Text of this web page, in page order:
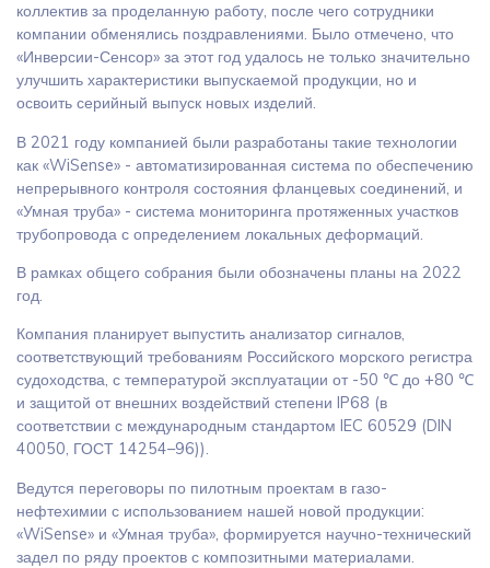
коллектив за проделанную работу, после чего сотрудники
компании обменялись поздравлениями. Было отмечено, что
«Инверсии-Сенсор» за этот год удалось не только значительно
улучшить характеристики выпускаемой продукции, но и
освоить серийный выпуск новых изделий.
В 2021 году компанией были разработаны такие технологии
как «WiSense» - автоматизированная система по обеспечению
непрерывного контроля состояния фланцевых соединений, и
«Умная труба» - система мониторинга протяженных участков
трубопровода с определением локальных деформаций.
В рамках общего собрания были обозначены планы на 2022
год.
Компания планирует выпустить анализатор сигналов,
соответствующий требованиям Российского морского регистра
судоходства, с температурой эксплуатации от -50 ℃ до +80 ℃
и защитой от внешних воздействий степени IP68 (в
соответствии с международным стандартом IEC 60529 (DIN
40050, ГОСТ 14254–96)).
Ведутся переговоры по пилотным проектам в газо-
нефтехимии с использованием нашей новой продукции:
«WiSense» и «Умная труба», формируется научно-технический
задел по ряду проектов с композитными материалами.